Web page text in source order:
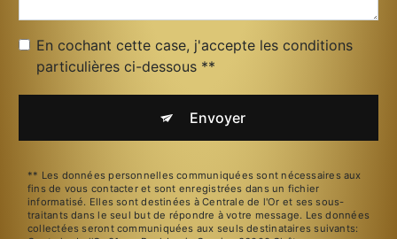
En cochant cette case, j'accepte les conditions
particulières ci-dessous **
Envoyer
** Les données personnelles communiquées sont nécessaires aux
fins de vous contacter et sont enregistrées dans un fichier
informatisé. Elles sont destinées à Centrale de l'Or et ses sous-
traitants dans le seul but de répondre à votre message. Les données
collectées seront communiquées aux seuls destinataires suivants: